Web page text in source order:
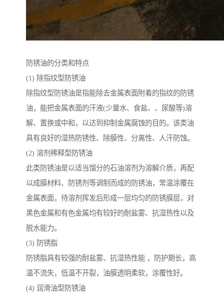
防锈油的分类和特点
(1) 除指纹型防锈油
除指纹型防锈油是指能除去金属表面附着的指纹的防锈
油，能把金属表面的汗液(少量水、食盐、、尿酸等)溶
解、置换或中和，以达到抑制金属腐蚀的目的。该类油
具有良好的湿热防锈性、除膜性、分离性、人汗防蚀。
(2) 溶剂稀释型防锈油
此类防锈油是以适当馏分的石油溶剂为溶解介质，再配
以成膜材料、防锈剂等调制而成的防锈油，常温涂覆在
金属表面，待溶剂挥发后形成一层均匀的防锈膜层，对
黑色金属和有色金属均有较好的耐盐雾、抗湿热性以及
脱水能力。
(3) 防锈脂
防锈脂具有较强的耐盐雾、抗湿热性能 ，防护期长，高
温不流失，低温不开裂，油膜透明柔软，涂覆性好。
(4) 润滑油型防锈油